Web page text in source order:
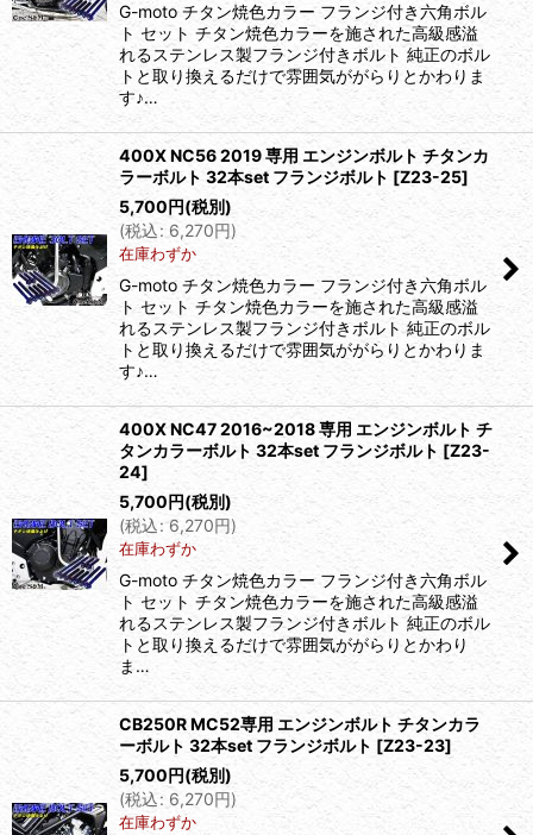
G-moto チタン焼色カラー フランジ付き六角ボル
ト セット チタン焼色カラーを施された高級感溢
れるステンレス製フランジ付きボルト 純正のボル
トと取り換えるだけで雰囲気ががらりとかわりま
す♪…
400X NC56 2019 専用 エンジンボルト チタンカ
ラーボルト 32本set フランジボルト [Z23-25]
5,700円(税別)
(税込: 6,270円)
在庫わずか
G-moto チタン焼色カラー フランジ付き六角ボル
ト セット チタン焼色カラーを施された高級感溢
れるステンレス製フランジ付きボルト 純正のボル
トと取り換えるだけで雰囲気ががらりとかわりま
す♪…
400X NC47 2016~2018 専用 エンジンボルト チ
タンカラーボルト 32本set フランジボルト [Z23-
24]
5,700円(税別)
(税込: 6,270円)
在庫わずか
G-moto チタン焼色カラー フランジ付き六角ボル
ト セット チタン焼色カラーを施された高級感溢
れるステンレス製フランジ付きボルト 純正のボル
トと取り換えるだけで雰囲気ががらりとかわり
ま…
CB250R MC52専用 エンジンボルト チタンカラ
ーボルト 32本set フランジボルト [Z23-23]
5,700円(税別)
(税込: 6,270円)
在庫わずか